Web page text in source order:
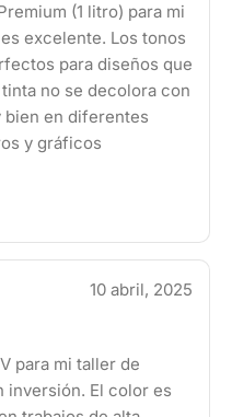
(1 litro) para mi
excelente. Los tonos
para diseños que
no se decolora con
bien en diferentes
y gráficos
10 abril, 2025
para mi taller de
inversión. El color es